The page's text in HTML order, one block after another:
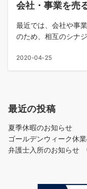
会社・事業を売
最近では、会社や事
のため、相互のシナ
2020-04-25
最近の投稿
夏季休暇のお知らせ
ゴールデンウィーク休
弁護士入所のお知らせ